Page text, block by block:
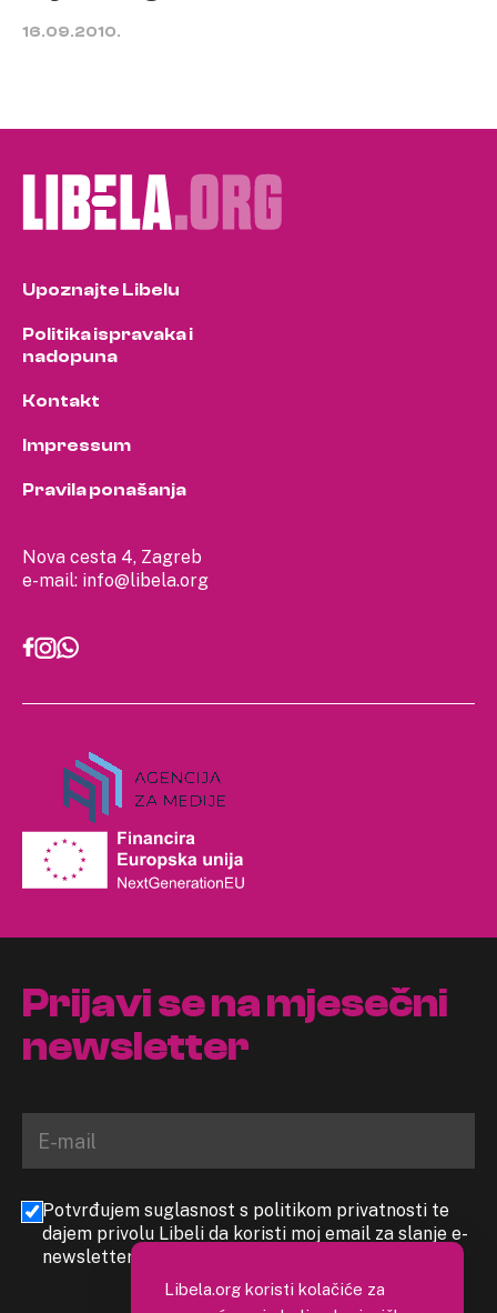
16.09.2010.
Nova cesta 4, Zagreb
e-mail: info@libela.org
Upoznajte Libelu
Politika ispravaka i
nadopuna
Kontakt
Impressum
Pravila ponašanja
Prijavi se na mjesečni
newsletter
Potvrđujem suglasnost s politikom privatnosti te
dajem privolu Libeli da koristi moj email za slanje e-
newslettera
Libela.org koristi kolačiće za